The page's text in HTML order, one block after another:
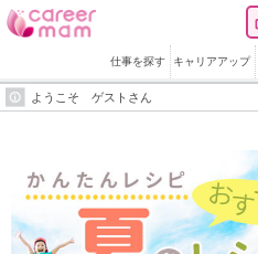
仕事を探す キャリアアップ
ようこそ ゲストさん